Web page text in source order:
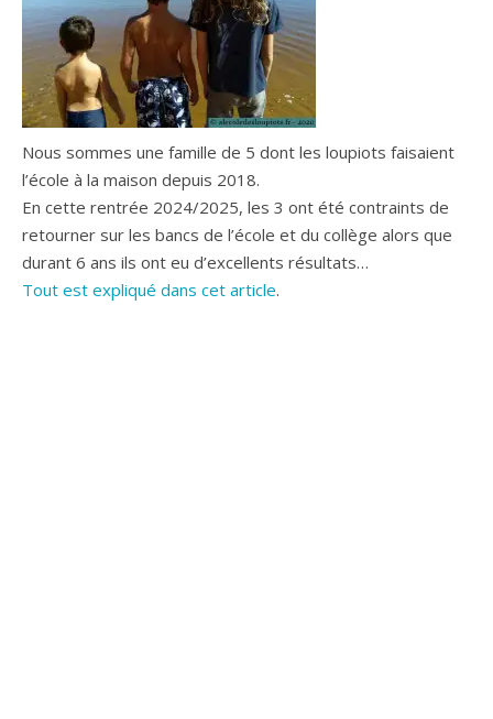
Nous sommes une famille de 5 dont les loupiots faisaient
l’école à la maison depuis 2018.
En cette rentrée 2024/2025, les 3 ont été contraints de
retourner sur les bancs de l’école et du collège alors que
durant 6 ans ils ont eu d’excellents résultats…
Tout est expliqué dans cet article.